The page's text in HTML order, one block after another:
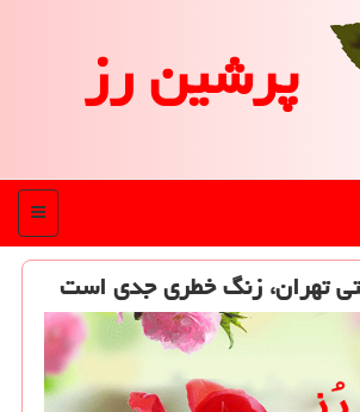
پرشین رز
منو
تهران، زنگ خطری جدی است